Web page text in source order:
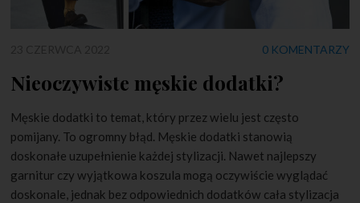
0 KOMENTARZY
Nieoczywiste męskie dodatki?
Męskie dodatki to temat, który przez wielu jest często
pomijany. To ogromny błąd. Męskie dodatki stanowią
doskonałe uzupełnienie każdej stylizacji. Nawet najlepszy
garnitur czy wyjątkowa koszula mogą oczywiście wyglądać
doskonale, jednak bez odpowiednich dodatków cała stylizacja